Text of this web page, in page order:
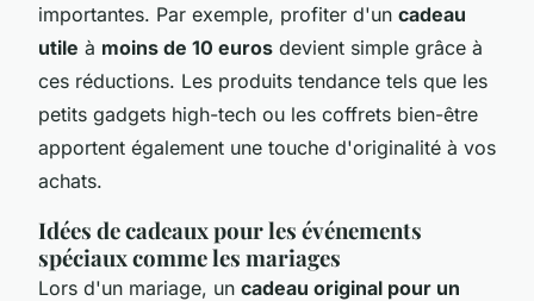
importantes. Par exemple, profiter d'un cadeau
utile à moins de 10 euros devient simple grâce à
ces réductions. Les produits tendance tels que les
petits gadgets high-tech ou les coffrets bien-être
apportent également une touche d'originalité à vos
achats.
Idées de cadeaux pour les événements
spéciaux comme les mariages
Lors d'un mariage, un cadeau original pour un